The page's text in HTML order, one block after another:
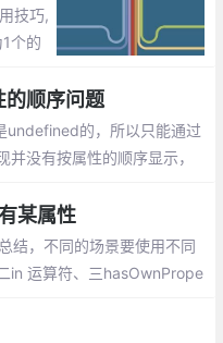
技巧,
个的
顺序问题
undefined的，所以只能通过
没有按属性的顺序显示，
某属性
结，不同的场景要使用不同
in 运算符、三hasOwnPrope